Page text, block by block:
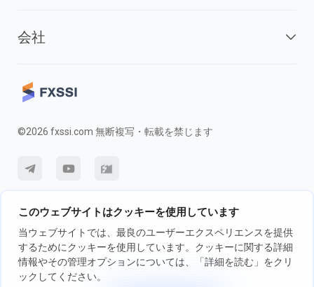
このウェブサイトはクッキーを使用しています
当ウェブサイトでは、最良のユーザーエクスペリエンスを提供
するためにクッキーを使用しています。クッキーに関する詳細
情報やその管理オプションについては、「詳細を読む」をクリ
ックしてください。
会社
©2026 fxssi.com 無断複写・転載を禁じます
利用規約 プライバシーポリシー
リスク開示
クッキーポリシー
FXSSI LTDが運営するウェブサイト登録番号：13534801（イングラン